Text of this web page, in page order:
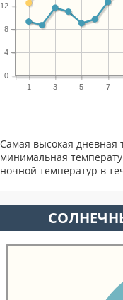
1 3 5 7
0
4
8
12
Самая высокая дневная
минимальная
ночной температур в